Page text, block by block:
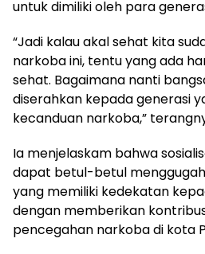
untuk dimiliki oleh para
“Jadi kalau akal sehat kita
narkoba ini, tentu yang ada
sehat. Bagaimana nanti
diserahkan kepada generasi
kecanduan narkoba,”
Ia menjelaskam bahwa
dapat betul-betul
yang memiliki kedekatan
dengan memberikan
pencegahan narkoba di kota